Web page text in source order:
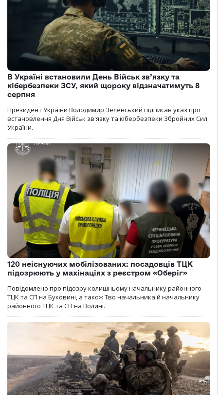
В Україні встановили День Військ зв’язку та
кібербезпеки ЗСУ, який щороку відзначатимуть 8
серпня
Президент України Володимир Зеленський підписав указ про
встановлення Дня Військ зв'язку та кібербезпеки Збройних Сил
України.
120 неіснуючих мобілізованих: посадовців ТЦК
підозрюють у махінаціях з реєстром «Оберіг»
Повідомлено про підозру колишньому начальнику районного
ТЦК та СП на Буковині, а також Тво начальника й начальнику
районного ТЦК та СП на Волині.